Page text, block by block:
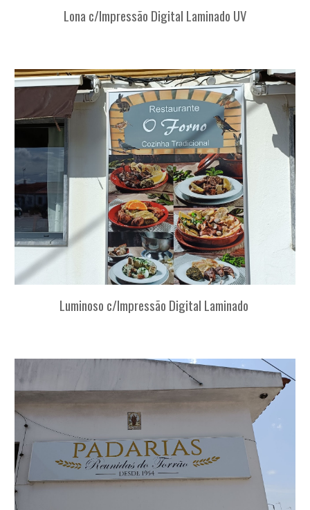
Lona c/Impressão Digital Laminado UV
Luminoso c/Impressão Digital Laminado